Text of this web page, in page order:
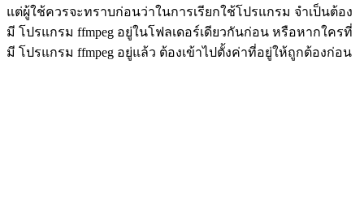
แต่ผู้ใช้ควรจะทราบก่อนว่าในการเรียกใช้โปรแกรม จำเป็นต้อง
มี โปรแกรม ffmpeg อยู่ในโฟลเดอร์เดียวกันก่อน หรือหากใครที่
มี โปรแกรม ffmpeg อยู่แล้ว ต้องเข้าไปตั้งค่าที่อยู่ให้ถูกต้องก่อน